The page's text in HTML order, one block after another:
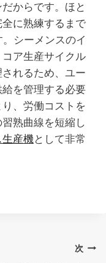
からです。ほと
に熟練するまで
シーメンスのイ
ア生産サイクル
れるため、ユー
を管理する必要
、労働コストを
熟曲線を短縮し
生産機 として非常
次